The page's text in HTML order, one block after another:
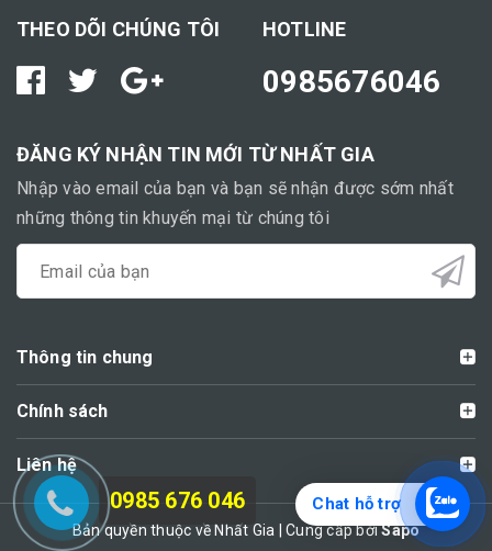
THEO DÕI CHÚNG TÔI HOTLINE
0985676046
ĐĂNG KÝ NHẬN TIN MỚI TỪ NHẤT GIA
Nhập vào email của bạn và bạn sẽ nhận được sớm nhất
những thông tin khuyến mại từ chúng tôi
Thông tin chung
Chính sách
Liên hệ
Bản quyền thuộc về Nhất Gia | Cung cấp bởiSapo
0985 676 046 Chat hỗ trợ